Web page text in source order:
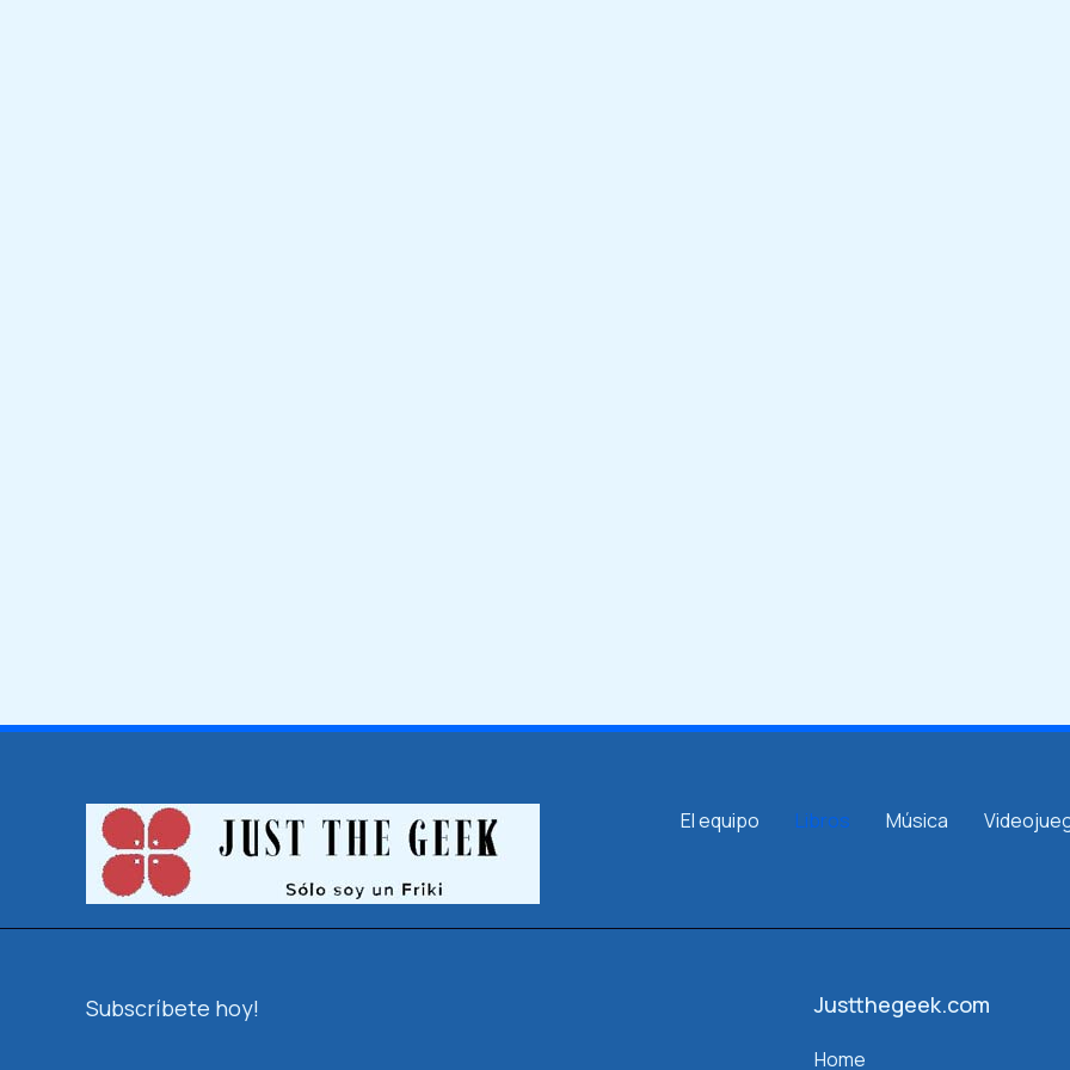
El equipo Libros Música
Subscríbete hoy! Justthegeek.com
Home